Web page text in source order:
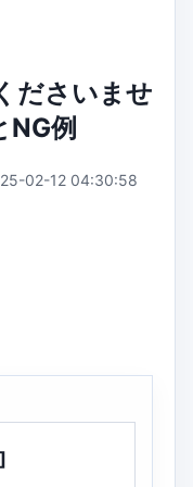
ださいませ
NG例
02-12 04:30:58